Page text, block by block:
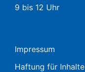
9 bis 12 Uhr
Impressum
Haftung für Inhalte